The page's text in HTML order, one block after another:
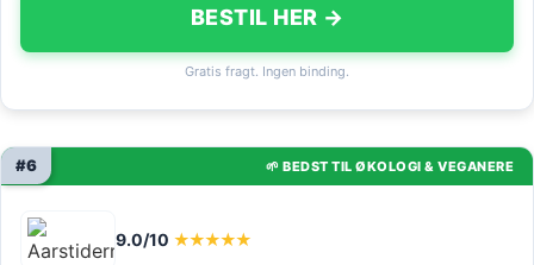
BESTIL HER →
Gratis fragt. Ingen binding.
🌱 BEDST TIL ØKOLOGI & VEGANERE
#6
9.0/10 ★★★★★